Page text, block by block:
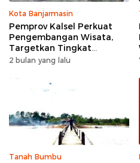
Kota Banjarmasin
Pemprov Kalsel Perkuat
Pengembangan Wisata,
Targetkan Tingkat
Kunjungan Naik 5 Persen di
2 bulan yang lalu
Tanah Bumbu